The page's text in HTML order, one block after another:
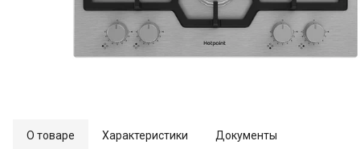
О товаре Характеристики Документы